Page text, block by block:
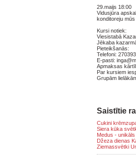
29.maijs 18:00
Vidusjūra
konditoreju
Kursi notiek:
Viesistabā
Jēkaba
Pieteikšanās:
Telefoni:
E-pasti:
Apmaksas
Par kursiem
Grupām
Saistītie
Cukini
Siera kūka
Medus -
Džeza dienas
Ziemassvētki